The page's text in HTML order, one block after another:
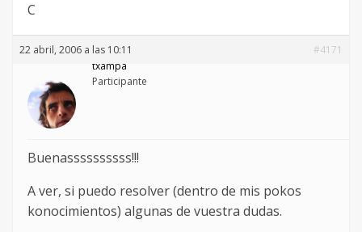
C
22 abril, 2006 a las 10:11
#4171
txampa
Participante
Buenassssssssss!!!
A ver, si puedo resolver (dentro de mis pokos
konocimientos) algunas de vuestra dudas.